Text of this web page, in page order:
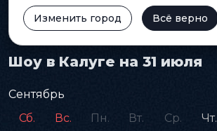
Изменить город Всё верно
Главная Афиша Шоу
Шоу в Калуге на 31 июля
Сентябрь
Сб.
Вс. Пн. Вт. Ср. Чт.